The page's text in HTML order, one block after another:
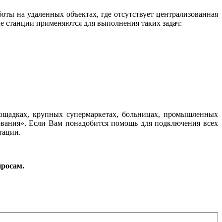
на удаленных объектах, где отсутствует централизованная
станции применяются для выполнения таких задач:
крупных супермаркетах, больницах, промышленных
». Если Вам понадобится помощь для подключения всех